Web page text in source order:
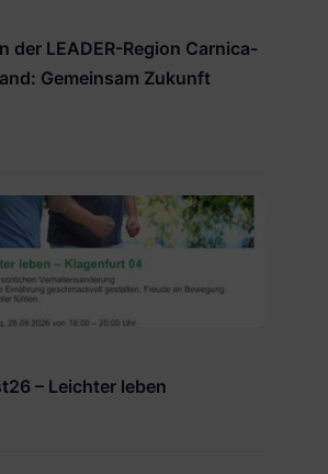
der LEADER-Region Carnica-
Gemeinsam Zukunft
– Leichter leben